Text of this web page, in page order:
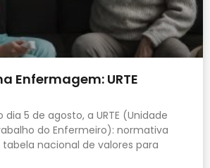
Enfermagem: URTE
dia 5 de agosto, a URTE (Unidade
do Enfermeiro): normativa
nacional de valores para